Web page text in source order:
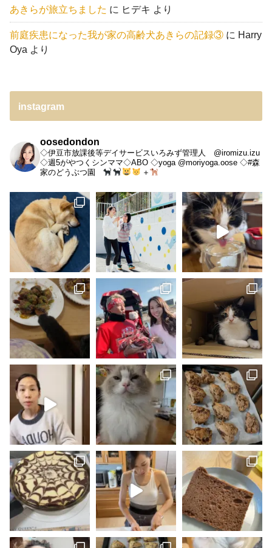
あきらが旅立ちました に ヒデキ より
前庭疾患になった我が家の高齢犬あきらの記録③ に Harry
Oya より
instagram
oosedondon
◇伊豆市放課後等デイサービスいろみず管理人 @iromizu.izu
◇週5がやつくシンママ◇ABO ◇yoga @moriyoga.oose ◇#森
家のどうぶつ園
＋